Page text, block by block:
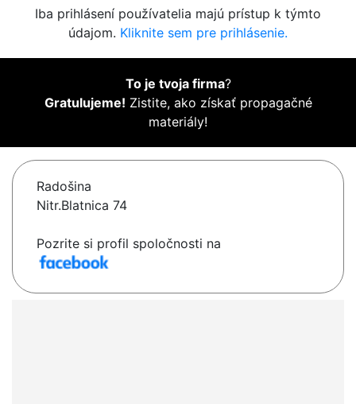
Iba prihlásení používatelia majú prístup k týmto
údajom. Kliknite sem pre prihlásenie.
To je tvoja firma?
Gratulujeme! Zistite, ako získať propagačné
materiály!
Radošina
Nitr.Blatnica 74
Pozrite si profil spoločnosti na